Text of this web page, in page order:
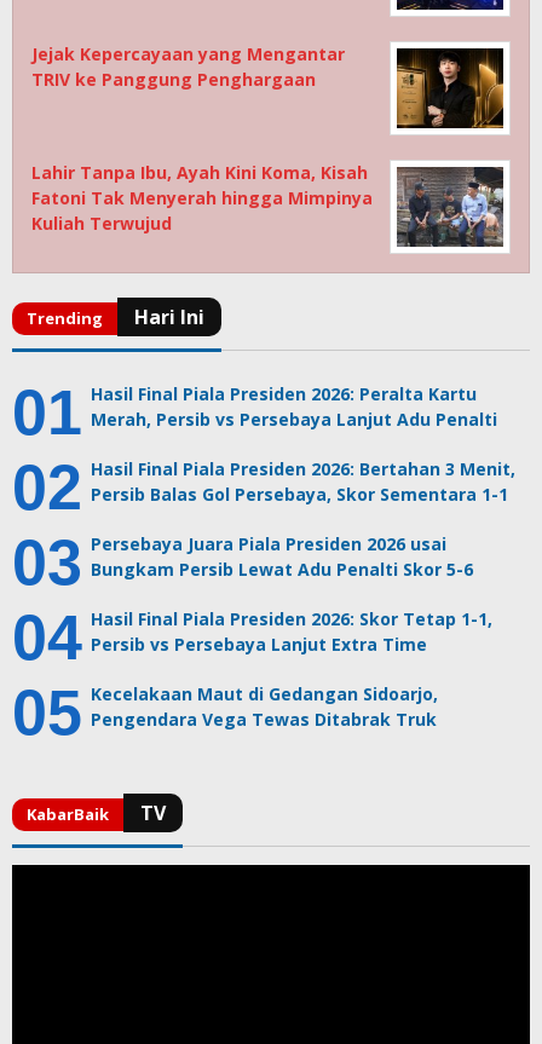
Jejak Kepercayaan yang Mengantar
TRIV ke Panggung Penghargaan
Lahir Tanpa Ibu, Ayah Kini Koma, Kisah
Fatoni Tak Menyerah hingga Mimpinya
Kuliah Terwujud
Hasil Final Piala Presiden 2026: Peralta Kartu
Merah, Persib vs Persebaya Lanjut Adu Penalti
Hasil Final Piala Presiden 2026: Bertahan 3 Menit,
Persib Balas Gol Persebaya, Skor Sementara 1-1
Persebaya Juara Piala Presiden 2026 usai
Bungkam Persib Lewat Adu Penalti Skor 5-6
Hasil Final Piala Presiden 2026: Skor Tetap 1-1,
Persib vs Persebaya Lanjut Extra Time
Kecelakaan Maut di Gedangan Sidoarjo,
Pengendara Vega Tewas Ditabrak Truk